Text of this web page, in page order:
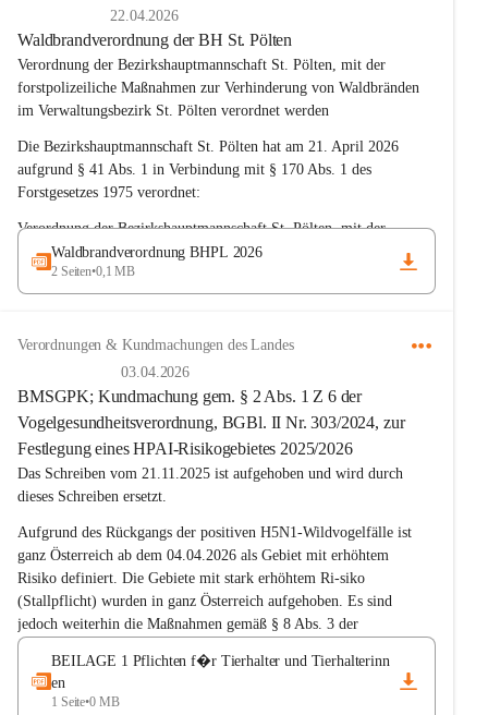
22.04.2026
Waldbrandverordnung der BH St. Pölten
Verordnung der Bezirkshauptmannschaft St. Pölten, mit der
forstpolizeiliche Maßnahmen zur Verhinderung von Waldbränden
im Verwaltungsbezirk St. Pölten verordnet werden
Die Bezirkshauptmannschaft St. Pölten hat am 21. April 2026
aufgrund § 41 Abs. 1 in Verbindung mit § 170 Abs. 1 des
Forstgesetzes 1975 verordnet:
Verordnung der Bezirkshauptmannschaft St. Pölten, mit der
Maßnahmen zur Hintanhaltung von Waldbränden verordnet werden
Die Waldbrandverordnung wurde im RIS kundgemacht und kann
https://www.ris.bka.gv.at/Dokumente/Bvb/BVB_NI_PL_20260421
_2/BVB_NI_PL_20260421_2.pdf
Waldbrandverordnung BHPL 2026
2 Seiten•0,1 MB
Verordnungen & Kundmachungen des Landes
03.04.2026
BMSGPK; Kundmachung gem. § 2 Abs. 1 Z 6 der
Vogelgesundheitsverordnung, BGBl. II Nr. 303/2024, zur
Festlegung eines HPAI-Risikogebietes 2025/2026
Das Schreiben vom 21.11.2025 ist aufgehoben und wird durch
dieses Schreiben ersetzt.
Aufgrund des Rückgangs der positiven H5N1-Wildvogelfälle ist
ganz Österreich ab dem 04.04.2026 als Gebiet mit erhöhtem
Risiko definiert. Die Gebiete mit stark erhöhtem Ri-siko
(Stallpflicht) wurden in ganz Österreich aufgehoben. Es sind
jedoch weiterhin die Maßnahmen gemäß § 8 Abs. 3 der
Vogelgesundheitsverordnung einzuhalten (Beilage 1).
Die aktuelle Situation ist auf der Homepage des Landes NÖ
dargestellt www.noe.gv.at
BEILAGE 1 Pflichten f�r Tierhalter und Tierhalterinn
en
1 Seite•0 MB